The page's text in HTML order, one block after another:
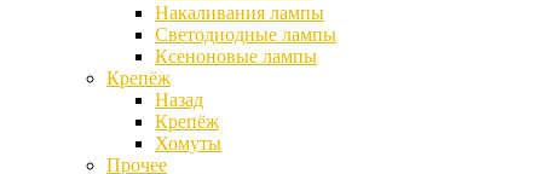
Накаливания лампы
Светодиодные лампы
Ксеноновые лампы
Крепёж
Назад
Крепёж
Хомуты
Прочее